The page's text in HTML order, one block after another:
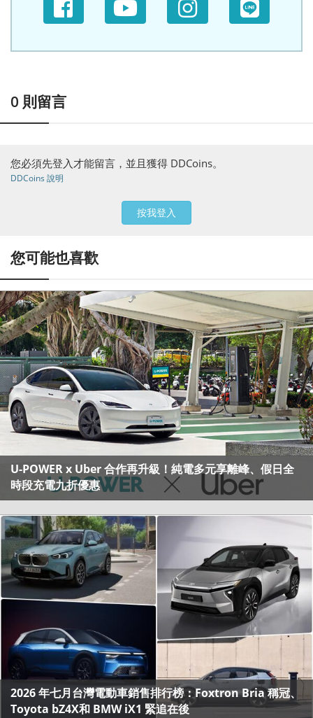
0 則留言
您必須先登入才能留言，並且獲得 DDCoins。
DDCoins 說明
按我登入
您可能也喜歡
U-POWER x Uber 合作再升級！純電多元享離峰、假日全
時段充電九折優惠
2026 年七月台灣電動車銷售排行榜：Foxtron Bria 稱冠、
Toyota bZ4X和 BMW iX1 緊追在後